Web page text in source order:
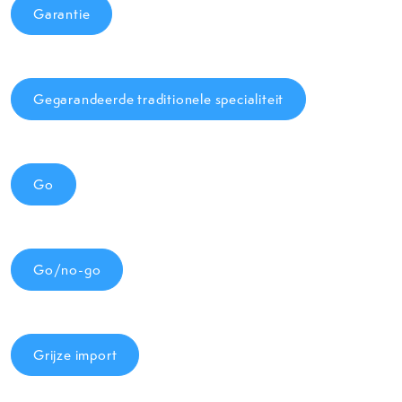
Garantie
Gegarandeerde traditionele specialiteit
Go
Go/no-go
Grijze import